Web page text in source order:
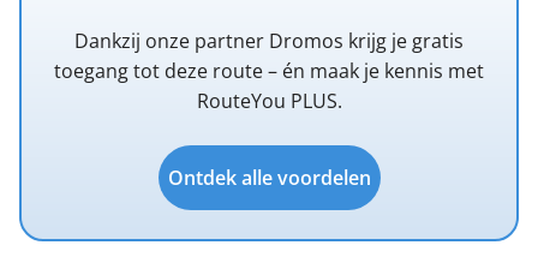
Dankzij onze partner Dromos krijg je gratis
toegang tot deze route – én maak je kennis met
RouteYou PLUS.
Ontdek alle voordelen